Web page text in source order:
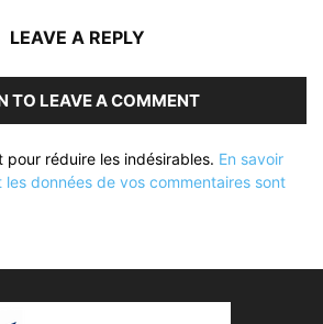
LEAVE A REPLY
TO LEAVE A COMMENT
pour réduire les indésirables. En savoir
données de vos commentaires sont